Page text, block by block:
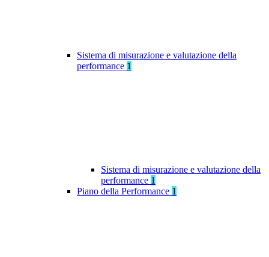
Sistema di misurazione e valutazione della
performance 1
Sistema di misurazione e valutazione della
performance 1
Piano della Performance 1